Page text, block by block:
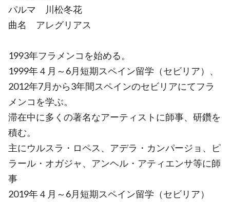
パルマ 川松冬花
曲名 アレグリアス
1993年フラメンコを始める。
1999年４月～6月短期スペイン留学（セビリア）、
2012年7月から3年間スペインのセビリアにてフラ
メンコを学ぶ。
滞在中に多くの著名なアーティストに師事、研鑽を
積む。
主にウルスラ・ロペス、アデラ・カンパージョ、ピ
ラール・オガジャ、アンヘル・アティエンサ等に師
事
2019年４月～6月短期スペイン留学（セビリア）